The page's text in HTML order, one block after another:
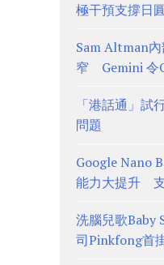
極干預支撐日
Sam Altman
窄 Gemini 令
「港話通」
問題
Google Nano
能力大提升
洗腦兒歌
司Pinkfong首